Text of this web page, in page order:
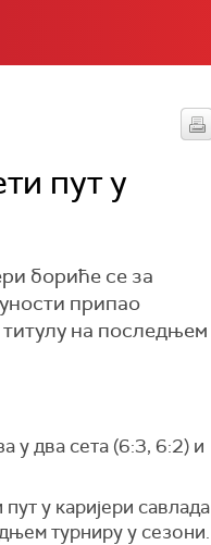
пут у
бориће се за
припао
на последњем
у два сета (6:3, 6:2) и
у каријери савлада
турниру у сезони.